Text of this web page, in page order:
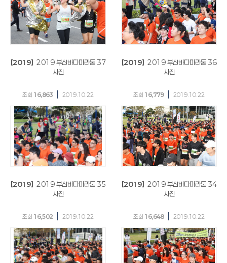
[2019] 2019 부산바다마라톤 37
사진
조회 16,863 2019.10.22
[2019] 2019 부산바다마라톤 36
사진
조회 16,779 2019.10.22
[2019] 2019 부산바다마라톤 35
사진
조회 16,502 2019.10.22
[2019] 2019 부산바다마라톤 34
사진
조회 16,648 2019.10.22